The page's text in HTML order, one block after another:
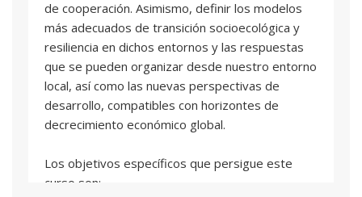
de cooperación. Asimismo, definir los modelos
más adecuados de transición socioecológica y
resiliencia en dichos entornos y las respuestas
que se pueden organizar desde nuestro entorno
local, así como las nuevas perspectivas de
desarrollo, compatibles con horizontes de
decrecimiento económico global.
Los objetivos específicos que persigue este
curso son: